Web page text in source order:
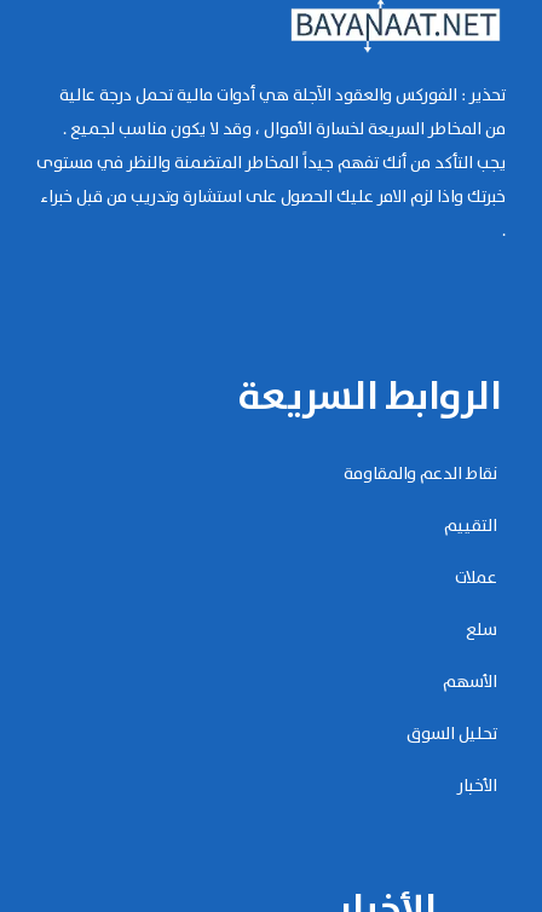
تحذير : الفوركس والعقود الآجلة هي أدوات مالية تحمل درجة عالية
من المخاطر السريعة لخسارة الأموال ، وقد لا يكون مناسب لجميع .
يجب التأكد من أنك تفهم جيداً المخاطر المتضمنة والنظر في مستوى
خبرتك واذا لزم الامر عليك الحصول على استشارة وتدريب من قبل خبراء
.
الروابط السريعة
نقاط الدعم والمقاومة
التقييم
عملات
سلع
الأسهم
تحليل السوق
الأخبار